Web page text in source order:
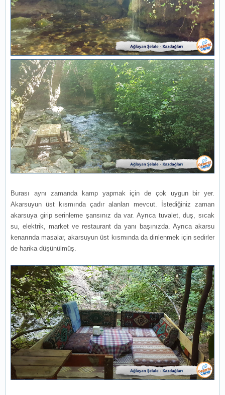
Burası aynı zamanda kamp yapmak için de çok uygun bir yer.
Akarsuyun üst kısmında çadır alanları mevcut. İstediğiniz zaman
akarsuya girip serinleme şansınız da var. Ayrıca tuvalet, duş, sıcak
su, elektrik, market ve restaurant da yanı başınızda. Ayrıca akarsu
kenarında masalar, akarsuyun üst kısmında da dinlenmek için sedirler
de harika düşünülmüş.